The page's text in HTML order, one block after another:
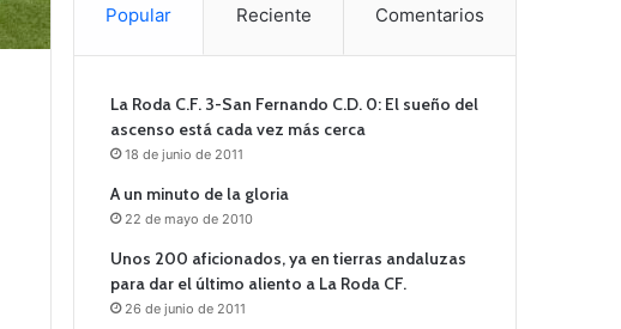
Popular Reciente Comentarios
La Roda C.F. 3-San Fernando C.D. 0: El sueño del
ascenso está cada vez más cerca
18 de junio de 2011
A un minuto de la gloria
22 de mayo de 2010
Unos 200 aficionados, ya en tierras andaluzas
para dar el último aliento a La Roda CF.
26 de junio de 2011